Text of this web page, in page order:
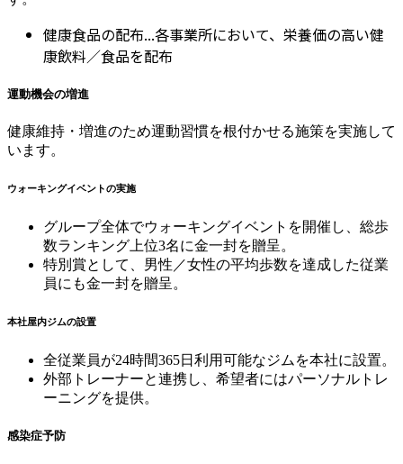
健康食品の配布...各事業所において、栄養価の高い健
康飲料／食品を配布
運動機会の増進
健康維持・増進のため運動習慣を根付かせる施策を実施して
います。
ウォーキングイベントの実施
グループ全体でウォーキングイベントを開催し、総歩
数ランキング上位3名に金一封を贈呈。
特別賞として、男性／女性の平均歩数を達成した従業
員にも金一封を贈呈。
本社屋内ジムの設置
全従業員が24時間365日利用可能なジムを本社に設置。
外部トレーナーと連携し、希望者にはパーソナルトレ
ーニングを提供。
感染症予防